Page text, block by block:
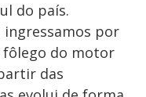
do país.
ingressamos por
fôlego do motor
das